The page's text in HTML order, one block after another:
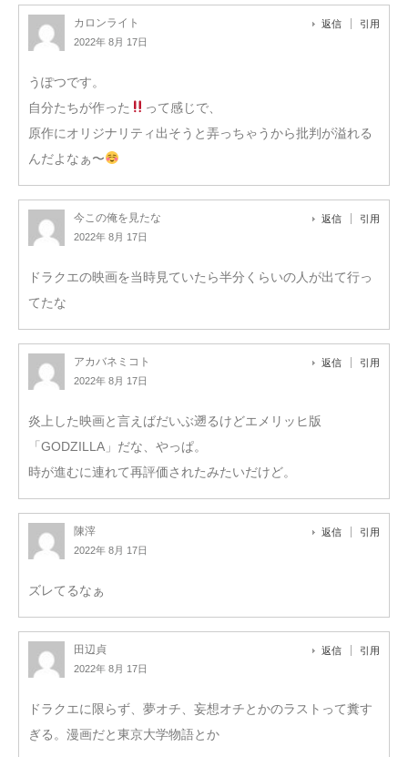
カロンライト
2022年 8月 17日
返信 引用
うぽつです。
自分たちが作った
って感じで、
原作にオリジナリティ出そうと弄っちゃうから批判が溢れる
んだよなぁ〜
今この俺を見たな
2022年 8月 17日
返信 引用
ドラクエの映画を当時見ていたら半分くらいの人が出て行っ
てたな
アカバネミコト
2022年 8月 17日
返信 引用
炎上した映画と言えばだいぶ遡るけどエメリッヒ版
「GODZILLA」だな、やっぱ。
時が進むに連れて再評価されたみたいだけど。
陳滓
2022年 8月 17日
返信 引用
ズレてるなぁ
田辺貞
2022年 8月 17日
返信 引用
ドラクエに限らず、夢オチ、妄想オチとかのラストって糞す
ぎる。漫画だと東京大学物語とか